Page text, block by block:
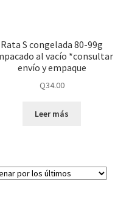
Rata S congelada 80-99g
al vacío *consultar
envío y empaque
Q34.00
Leer más